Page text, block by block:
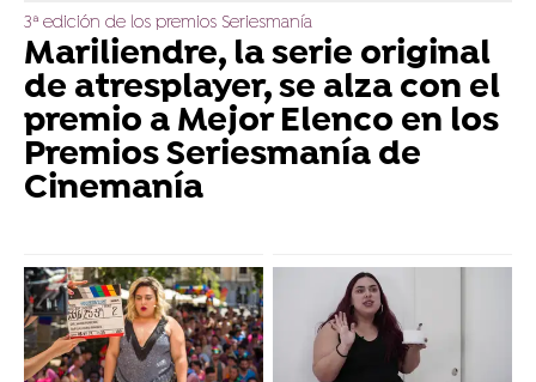
3ª edición de los premios Seriesmanía
Mariliendre, la serie original
de atresplayer, se alza con el
premio a Mejor Elenco en los
Premios Seriesmanía de
Cinemanía